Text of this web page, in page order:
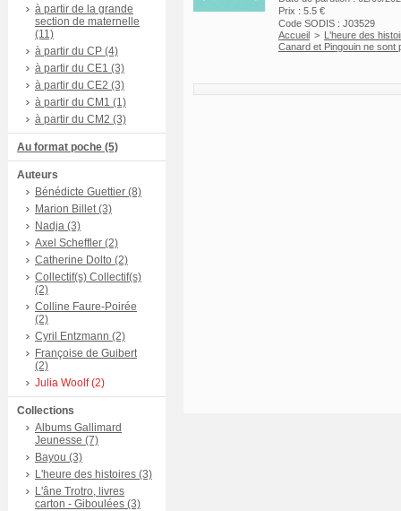
à partir de la grande
section de maternelle
(11)
à partir du CP (4)
à partir du CE1 (3)
à partir du CE2 (3)
à partir du CM1 (1)
à partir du CM2 (3)
Au format poche (5)
Auteurs
Bénédicte Guettier (8)
Marion Billet (3)
Nadja (3)
Axel Scheffler (2)
Catherine Dolto (2)
Collectif(s) Collectif(s)
(2)
Colline Faure-Poirée
(2)
Cyril Entzmann (2)
Françoise de Guibert
(2)
Julia Woolf (2)
Collections
Albums Gallimard
Jeunesse (7)
Bayou (3)
L'heure des histoires (3)
L'âne Trotro, livres
carton - Giboulées (3)
Prix : 5.5 €
Code SODIS : J03529
Accueil > L'heure des
Canard et Pingouin ne sont